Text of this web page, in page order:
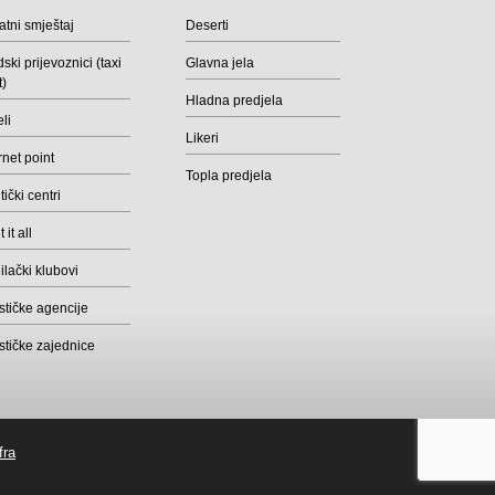
smještaj
prijevoznici (taxi
point
centri
it all
klubovi
agencije
zajednice
Deserti
Glavna jela
Hladna predjela
Likeri
Topla predjela